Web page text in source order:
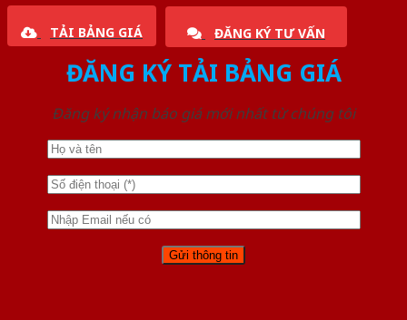
TẢI BẢNG GIÁ ĐĂNG KÝ TƯ VẤN
ĐĂNG KÝ TẢI BẢNG GIÁ
Đăng ký nhận báo giá mới nhất từ chúng tôi